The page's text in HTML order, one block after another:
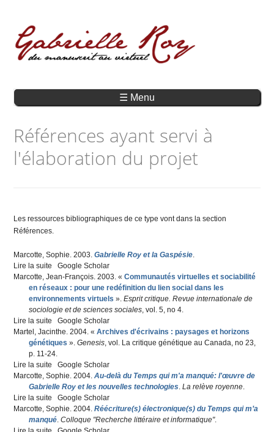
☰ Menu
Références ayant servi à
l'élaboration du projet
Les ressources bibliographiques de ce type vont dans la section
Références.
Marcotte, Sophie. 2003.Gabrielle Roy et la Gaspésie.
Lire la suite
de Gabrielle Roy et la Gaspésie
Google Scholar
Marcotte, Jean-François. 2003.«Communautés virtuelles et sociabilité
en réseaux : pour une redéfinition du lien social dans les
environnements virtuels ».Esprit critique. Revue internationale de
sociologie et de sciences sociales, vol. 5, no 4.
Lire la suite
de Communautés virtuelles et sociabilité en réseaux : pour
une redéfinition du lien social dans les environnements
virtuels
Google Scholar
Martel, Jacinthe. 2004.«Archives d'écrivains : paysages et horizons
génétiques ».Genesis, vol. La critique génétique au Canada, no 23,
p. 11-24.
Lire la suite
de Archives d'écrivains : paysages et horizons génétiques
Google Scholar
Marcotte, Sophie. 2004.Au-delà du Temps qui m'a manqué: l'œuvre de
Gabrielle Roy et les nouvelles technologies.La relève royenne.
Lire la suite
de Au-delà du Temps qui m'a manqué: l'œuvre de Gabrielle
Roy et les nouvelles technologies
Google Scholar
Marcotte, Sophie. 2004.Réécriture(s) électronique(s) du Temps qui m’a
manqué.Colloque "Recherche littéraire et informatique".